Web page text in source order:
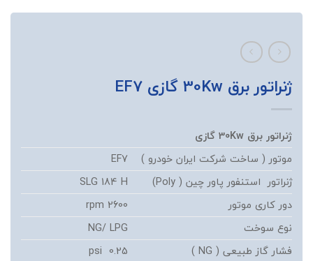
ژنراتور برق 30Kw گازی EF7
ژنراتور برق 30Kw
گازی
موتور ( ساخت شرکت ایران خودرو )
EF7
ژنراتور استنفور پاور چین ( Poly)
SLG 184 H
دور کاری موتور
2600 rpm
نوع سوخت
NG/ LPG
فشار گاز طبیعی ( NG )
0.25 psi